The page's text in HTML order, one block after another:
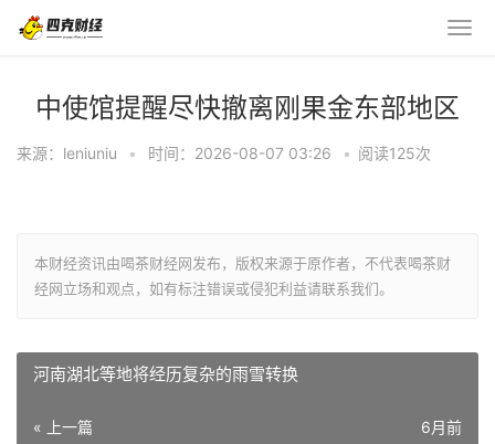
中使馆提醒尽快撤离刚果金东部地区
来源：leniuniu • 时间：2026-08-07 03:26 • 阅读125次
本财经资讯由喝茶财经网发布，版权来源于原作者，不代表喝茶财
经网立场和观点，如有标注错误或侵犯利益请联系我们。
河南湖北等地将经历复杂的雨雪转换
« 上一篇 6月前